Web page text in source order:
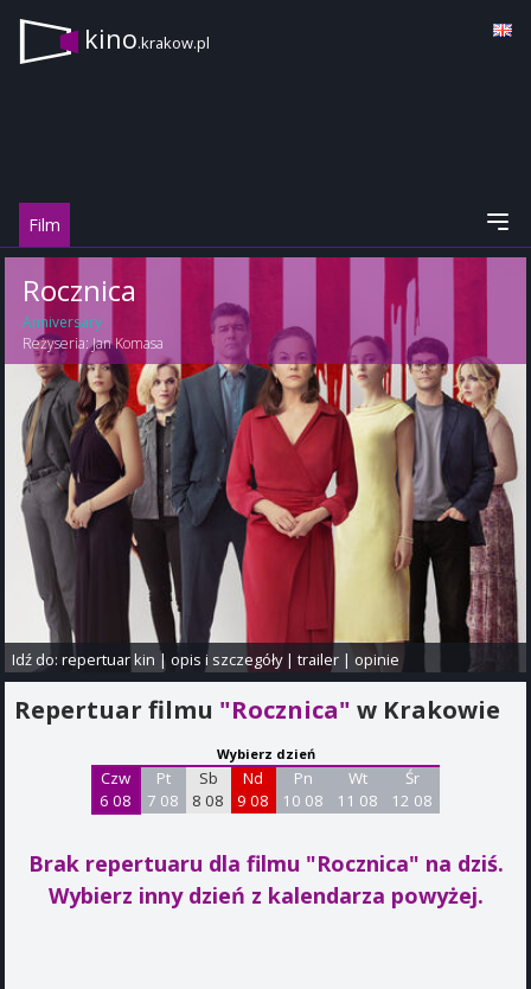
kino.krakow.pl
Film
Rocznica
Anniversary
Reżyseria:Jan Komasa
Idź do:repertuar kin |opis i szczegóły|trailer |opinie
Repertuar filmu "Rocznica" w Krakowie
Wybierz dzień
Czw
6 08
Pt
7 08
Sb
8 08
Nd
9 08
Pn
10 08
Wt
11 08
Śr
12 08
Brak repertuaru dla filmu "Rocznica" na dziś.
Wybierz inny dzień z kalendarza powyżej.